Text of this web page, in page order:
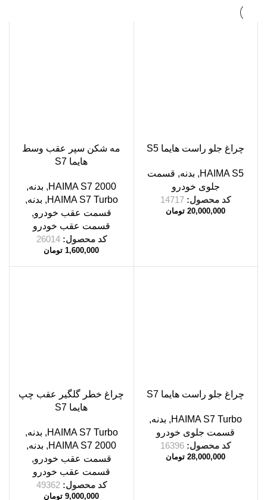
چراغ جلو راست هایما S5
HAIMA S5
, بدنه, قسمت
جلوی خودرو
کد محصول: 14717
20,000,000 تومان
مه شکن سپر عقب وسط
هایما S7
HAIMA S7 2000
, بدنه,
HAIMA S7 Turbo
, بدنه,
قسمت عقب خودرو,
قسمت عقب خودرو
کد محصول:26014
1,600,000 تومان
چراغ جلو راست هایما S7
HAIMA S7 Turbo
, بدنه,
قسمت جلوی خودرو
کد محصول: 16396
28,000,000 تومان
چراغ خطر گلگیر عقب چپ
هایما S7
HAIMA S7 Turbo
, بدنه,
HAIMA S7 2000
, بدنه,
قسمت عقب خودرو,
قسمت عقب خودرو
کد محصول:49362
9,000,000 تومان